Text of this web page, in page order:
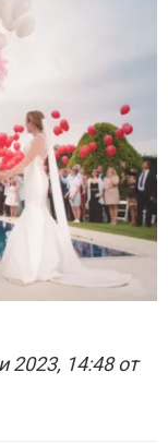
2023, 14:48 от